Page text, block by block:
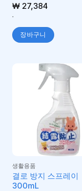
₩27,384
.
장바구니
생활용품
결로 방지 스프레이
300mL